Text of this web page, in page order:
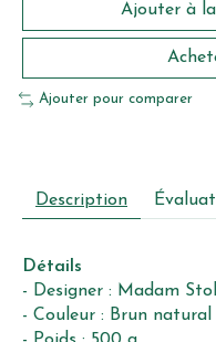
Ajouter à
Ajouter pour comparer
Description
Détails
- Designer : Madam
- Couleur : Brun natural